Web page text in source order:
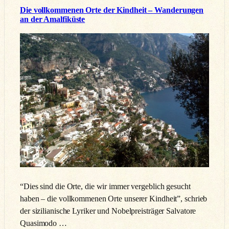
Die vollkommenen Orte der Kindheit – Wanderungen
an der Amalfiküste
“Dies sind die Orte, die wir immer vergeblich gesucht
haben – die vollkommenen Orte unserer Kindheit”, schrieb
der sizilianische Lyriker und Nobelpreisträger Salvatore
Quasimodo …